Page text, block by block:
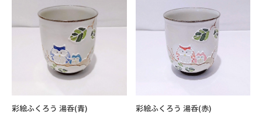
彩絵ふくろう 湯呑(青) 彩絵ふくろう 湯呑(赤)